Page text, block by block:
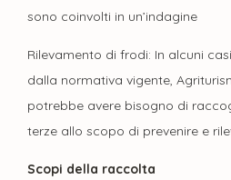
sono coinvolti in un’indagine
Rilevamento di frodi: In alcuni
dalla normativa vigente,
potrebbe avere bisogno di
terze allo scopo di prevenire e
Scopi della raccolta